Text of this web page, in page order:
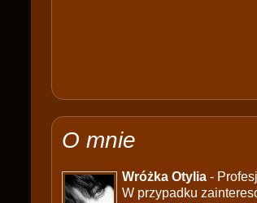
O mnie
Wróżka Otylia -
W przypadku